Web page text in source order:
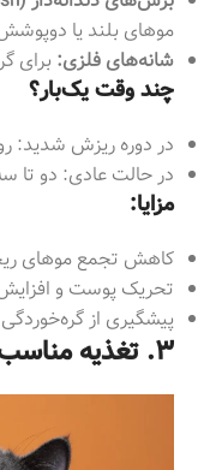
موهای بلند یا
شانه‌های فلزی: برای
چند وقت یک‌بار؟
در دوره ریزش شدید:
در حالت عادی: دو تا
مزایا:
کاهش تجمع موهای
تحریک پوست و
پیشگیری از
۳. تغذیه مناسب برای سلامت پوست و مو